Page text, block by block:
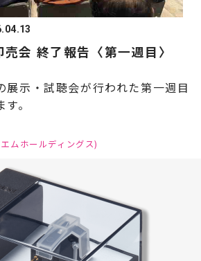
会 終了報告〈第一週目〉
展示・試聴会が行われた第一週目
。
ムホールディングス)